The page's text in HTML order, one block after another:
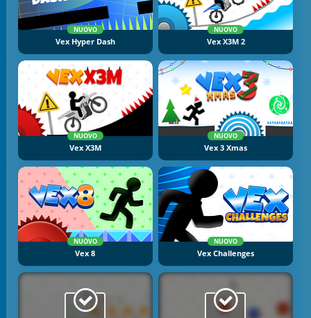
NUOVO
Vex Hyper Dash
NUOVO
Vex X3M 2
NUOVO
Vex X3M
NUOVO
Vex 3 Xmas
NUOVO
Vex 8
NUOVO
Vex Challenges